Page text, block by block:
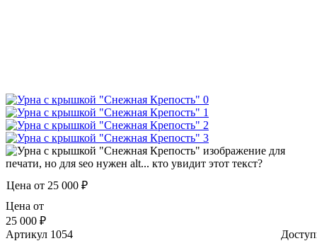
Цена от 25 000 ₽
Цена от
25 000 ₽
Артикул 1054